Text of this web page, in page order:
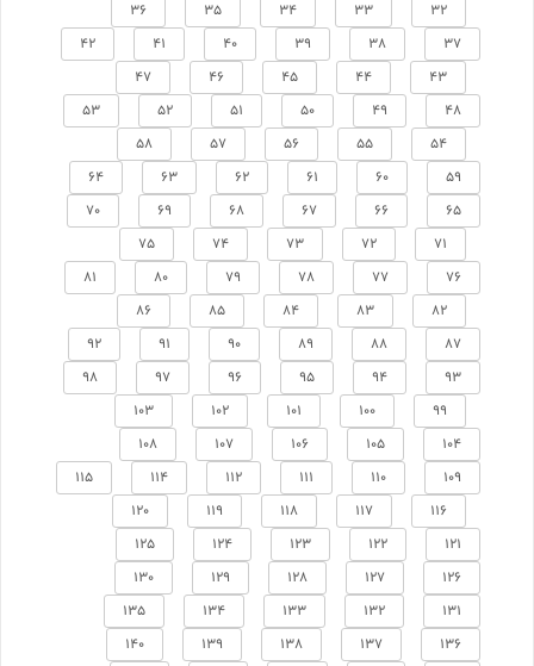
32
33
34
35
36
37
38
39
40
41
42
43
44
45
46
47
48
49
50
51
52
53
54
55
56
57
58
59
60
61
62
63
64
65
66
67
68
69
70
71
72
73
74
75
76
77
78
79
80
81
82
83
84
85
86
87
88
89
90
91
92
93
94
95
96
97
98
99
100
101
102
103
104
105
106
107
108
109
110
111
112
114
115
116
117
118
119
120
121
122
123
124
125
126
127
128
129
130
131
132
133
134
135
136
137
138
139
140